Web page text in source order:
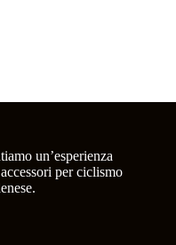
un’esperienza
per ciclismo